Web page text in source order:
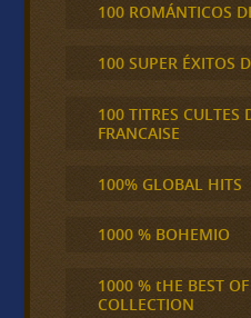
100 ROMÁNTICOS
100 SUPER ÉXITOS
100 TITRES CULTES
FRANCAISE
100% GLOBAL HITS
1000 % BOHEMIO
1000 % tHE BEST
COLLECTION